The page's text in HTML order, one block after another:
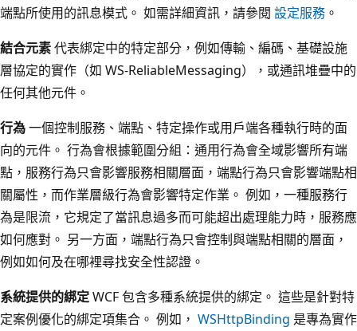
端點所使用的訊息模式。 如需詳細資訊，請參閱 設定服務 。
結合元素代表綁定中的特定部分，例如傳輸、編碼、基礎設施
層協定的實作（如 WS-ReliableMessaging），或通訊堆疊中的
任何其他元件。
行為一個控制服務、端點、特定操作或用戶端各種執行時的面
向的元件。 行為會根據範圍分組：通用行為會全域影響所有端
點，服務行為只會影響服務相關層面，端點行為只會影響端點相
關屬性，而作業層級行為會影響特定作業。 例如，一種服務行
為是限流，它規定了當訊息過多而可能超出處理能力時，服務應
如何應對。 另一方面，端點行為只會控制與端點相關的層面，
例如如何及在哪裡尋找安全性認證。
系統提供的綁定WCF 包含多種系統提供的綁定。 這些是針對特
定案例優化的綁定項集合。 例如， WSHttpBinding 是專為實作